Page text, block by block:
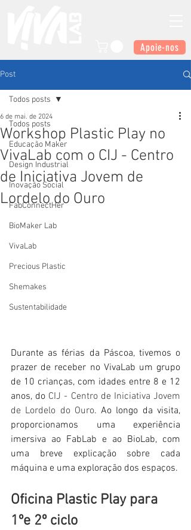
Apoie-nos
Post
Todos posts
Educação Maker
Design Industrial
Inovação Social
FabConnectHer
BioMaker Lab
VivaLab
Precious Plastic
Shemakes
Sustentabilidade
Todos posts
Workshop Plastic Play no
VivaLab com o CIJ - Centro
de Iniciativa Jovem de
Lordelo do Ouro
6 de mai. de 2024
Durante as férias da Páscoa, tivemos o
prazer de receber no VivaLab um grupo
de 10 crianças, com idades entre 8 e 12
anos, do CIJ - Centro de Iniciativa Jovem
de Lordelo do Ouro. Ao longo da visita,
proporcionamos uma experiência
imersiva ao FabLab e ao BioLab, com
uma breve explicação sobre cada
máquina e uma exploração dos espaços.
Oficina Plastic Play para
1ºe 2º ciclo